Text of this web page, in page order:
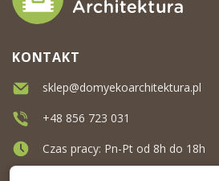
KONTAKT
sklep@domyekoarchitektura.pl
+48 856 723 031
Czas pracy: Pn-Pt od 8h do 18h